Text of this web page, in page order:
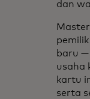
dan
baru —
usaha
kartu
serta